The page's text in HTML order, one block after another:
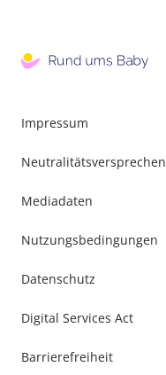
Impressum
Neutralitätsversprechen
Mediadaten
Nutzungsbedingungen
Datenschutz
Digital Services Act
Barrierefreiheit